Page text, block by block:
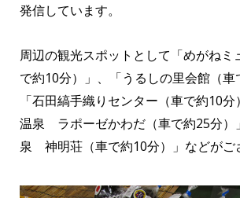
発信しています。
周辺の観光スポットとして「めがねミ
で約10分）」、「うるしの里会館（車
「石田縞手織りセンター（車で約10
温泉 ラポーゼかわだ（車で約25分）
泉 神明荘（車で約10分）」などがご